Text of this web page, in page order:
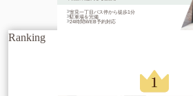
室見一丁目バス停から徒歩1分
駐車場を完備
24時間WEB予約対応
Ranking